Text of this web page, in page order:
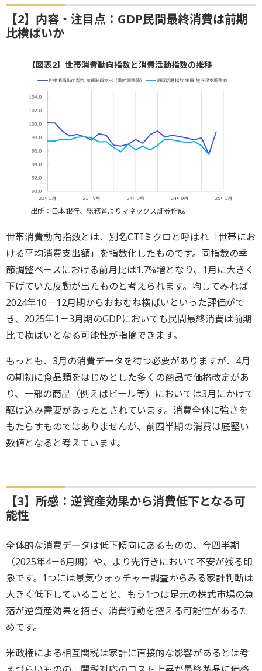
【2】内容・注目点：GDP民間最終消費は前期
比横ばいか
【図表2】世帯消費動向指数と消費活動指数の推移
出所：日本銀行、総務省よりマネックス証券作成
世帯消費動向指数とは、別名CTIミクロと呼ばれ「世帯にお
ける平均消費支出額」を指数化したものです。同指数の季
節調整ベースにおける前月比は1.7%増となり、1月に大きく
下げていた反動が出たものと考えられます。均してみれば
2024年10－12月期からおおむね横ばいといった評価がで
き、2025年1－3月期のGDPにおいても民間最終消費は前期
比で横ばいとなる可能性が指摘できます。
もっとも、3月の消費データを待つ必要がありますが、4月
の期初に食品類をはじめとした多くの商品で価格改定があ
り、一部の商品（例えばビール等）においては3月にかけて
駆け込み需要があったとされています。消費全体に強さを
もたらすものではありませんが、前四半期の消費は底堅い
数値となると考えています。
【3】所感：逆資産効果から消費低下となる可
能性
全体的な消費データは低下傾向にあるものの、今四半期
（2025年4－6月期）や、より先行きにおいて不安が残る印
象です。1つには景気ウォッチャー調査からみる家計判断は
大きく低下していることと、もう1つは足元の株式市場の急
落が逆資産効果を招き、消費行動を控える可能性があるた
めです。
米政権による相互関税は家計に直接的な影響があるとは考